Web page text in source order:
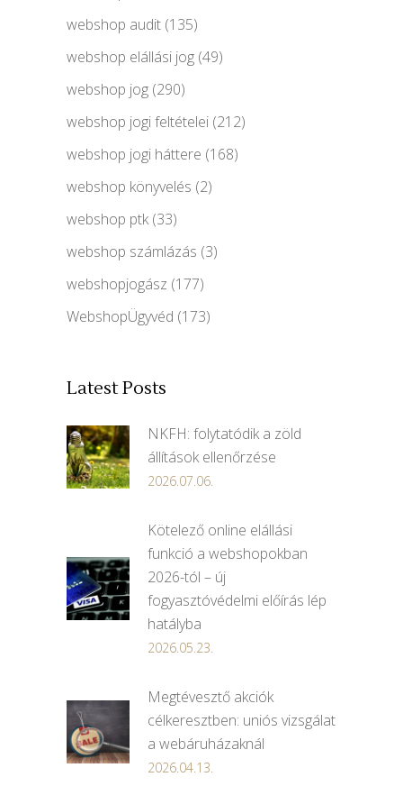
webshop audit (135)
webshop elállási jog (49)
webshop jog (290)
webshop jogi feltételei (212)
webshop jogi háttere (168)
webshop könyvelés (2)
webshop ptk(33)
webshop számlázás (3)
webshopjogász (177)
WebshopÜgyvéd (173)
Latest Posts
NKFH: folytatódik a zöld
állítások ellenőrzése
2026.07.06.
Kötelező online elállási
funkció a webshopokban
2026-tól – új
fogyasztóvédelmi előírás lép
hatályba
2026.05.23.
Megtévesztő akciók
célkeresztben: uniós vizsgálat
a webáruházaknál
2026.04.13.